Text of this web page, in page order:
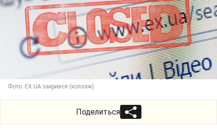
Фото: EX.UA закрився (коллаж)
Поделиться